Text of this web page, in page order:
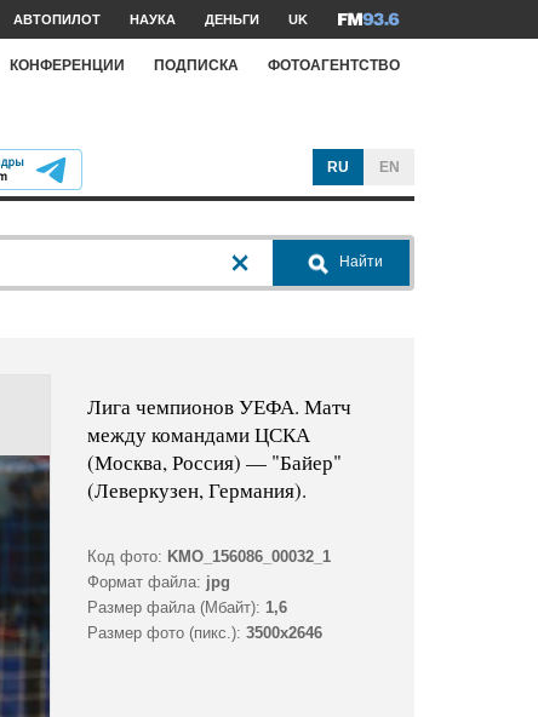
АВТОПИЛОТ НАУКА ДЕНЬГИ UK
КОНФЕРЕНЦИИ ПОДПИСКА ФОТОАГЕНТСТВО
RU EN
Найти
Лига чемпионов УЕФА. Матч
между командами ЦСКА
(Москва, Россия) — "Байер"
(Леверкузен, Германия).
Код фото: KMO_156086_00032_1
Формат файла: jpg
Размер файла (Мбайт): 1,6
Размер фото (пикс.): 3500x2646